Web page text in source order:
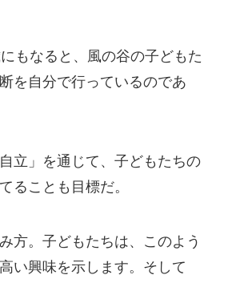
もなると、風の谷の子どもた
を自分で行っているのであ
立」を通じて、子どもたちの
ることも目標だ。
方。子どもたちは、このよう
い興味を示します。そして